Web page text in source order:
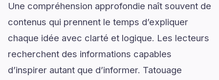
Une compréhension approfondie naît souvent de
contenus qui prennent le temps d’expliquer
chaque idée avec clarté et logique. Les lecteurs
recherchent des informations capables
d’inspirer autant que d’informer. Tatouage